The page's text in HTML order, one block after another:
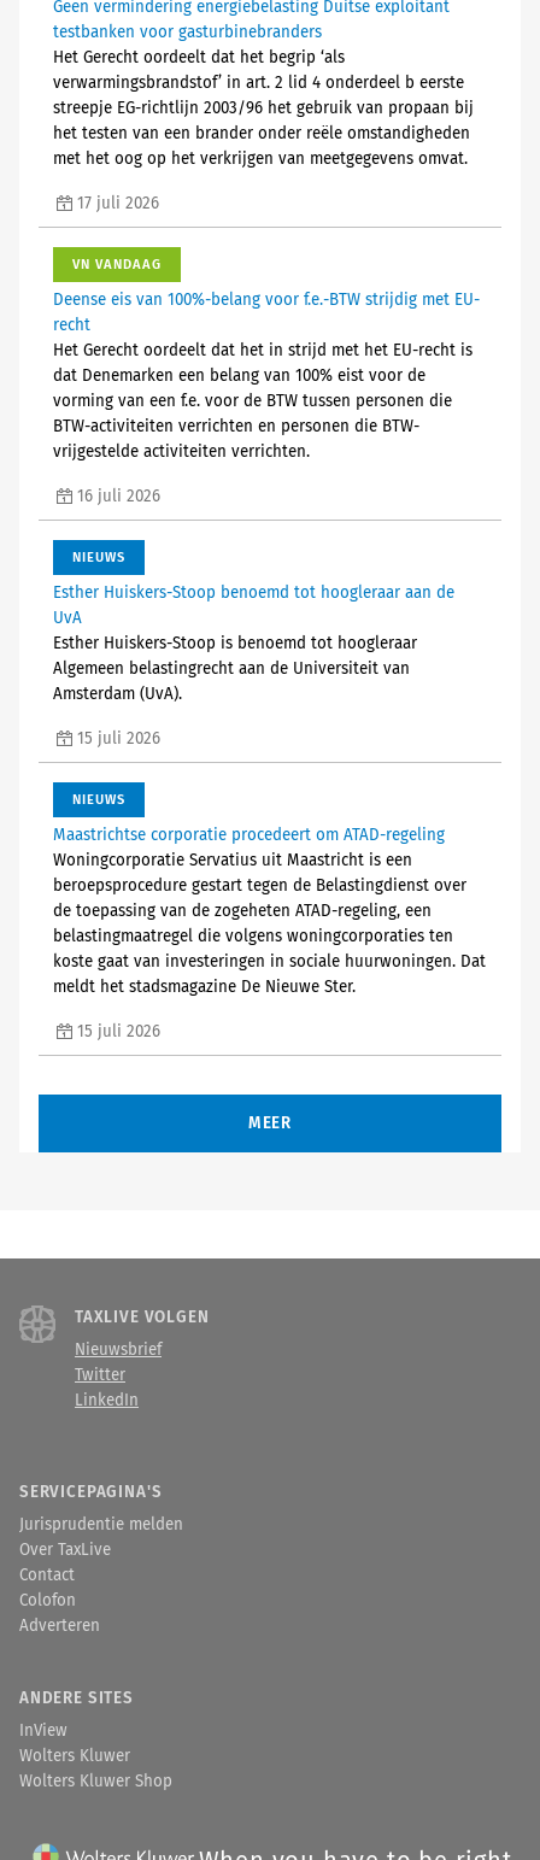
Geen vermindering energiebelasting Duitse exploitant
testbanken voor gasturbinebranders
Het Gerecht oordeelt dat het begrip ‘als
verwarmingsbrandstof’ in art. 2 lid 4 onderdeel b eerste
streepje EG-richtlijn 2003/96 het gebruik van propaan bij
het testen van een brander onder reële omstandigheden
met het oog op het verkrijgen van meetgegevens omvat.
17 juli 2026
VN VANDAAG
Deense eis van 100%-belang voor f.e.-BTW strijdig met EU-
recht
Het Gerecht oordeelt dat het in strijd met het EU-recht is
dat Denemarken een belang van 100% eist voor de
vorming van een f.e. voor de BTW tussen personen die
BTW-activiteiten verrichten en personen die BTW-
vrijgestelde activiteiten verrichten.
16 juli 2026
NIEUWS
Esther Huiskers-Stoop benoemd tot hoogleraar aan de
UvA
Esther Huiskers-Stoop is benoemd tot hoogleraar
Algemeen belastingrecht aan de Universiteit van
Amsterdam (UvA).
15 juli 2026
NIEUWS
Maastrichtse corporatie procedeert om ATAD-regeling
Woningcorporatie Servatius uit Maastricht is een
beroepsprocedure gestart tegen de Belastingdienst over
de toepassing van de zogeheten ATAD-regeling, een
belastingmaatregel die volgens woningcorporaties ten
koste gaat van investeringen in sociale huurwoningen. Dat
meldt het stadsmagazine De Nieuwe Ster.
15 juli 2026
MEER
TAXLIVE VOLGEN
Nieuwsbrief
Twitter
LinkedIn
SERVICEPAGINA'S
Jurisprudentie melden
Over TaxLive
Contact
Colofon
Adverteren
ANDERE SITES
InView
Wolters Kluwer
Wolters Kluwer Shop